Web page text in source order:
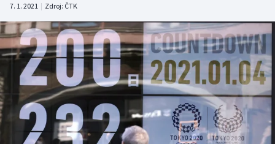
DALŠÍ SPORTY
Americký fotbal
Baseball a softbal
Basketbal
NEPŘEHLÉDNĚTE
Soutěže
Historické návraty
7. 1. 2021 | Zdroj: ČTK